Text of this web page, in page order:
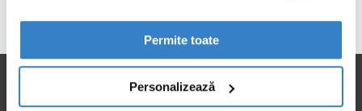
Permite toate
Personalizează